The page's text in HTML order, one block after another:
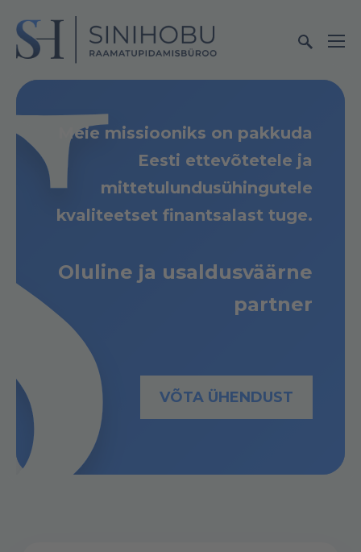
Meie missiooniks on pakkuda
Eesti ettevõtetele ja
mittetulundusühingutele
kvaliteetset finantsalast tuge.
Oluline ja usaldusväärne
partner
VÕTA ÜHENDUST